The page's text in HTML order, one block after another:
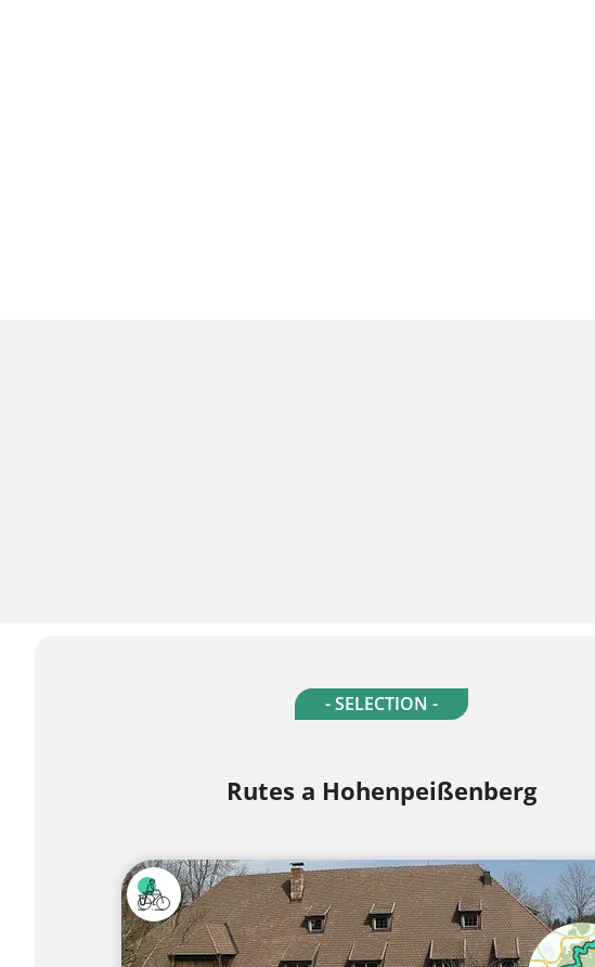
- SELECTION -
Rutes a Hohenpeißenberg